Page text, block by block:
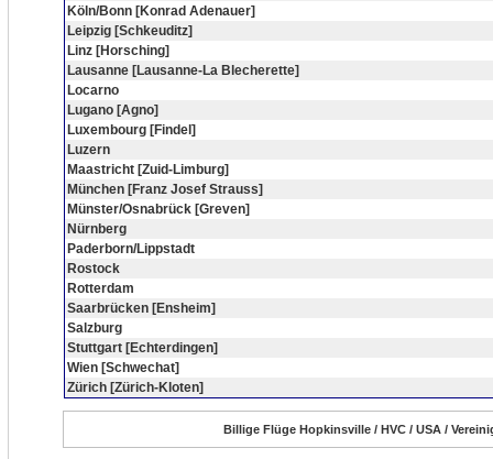
Köln/Bonn [Konrad Adenauer]
Leipzig [Schkeuditz]
Linz [Horsching]
Lausanne [Lausanne-La Blecherette]
Locarno
Lugano [Agno]
Luxembourg [Findel]
Luzern
Maastricht [Zuid-Limburg]
München [Franz Josef Strauss]
Münster/Osnabrück [Greven]
Nürnberg
Paderborn/Lippstadt
Rostock
Rotterdam
Saarbrücken [Ensheim]
Salzburg
Stuttgart [Echterdingen]
Wien [Schwechat]
Zürich [Zürich-Kloten]
Billige Flüge Hopkinsville / HVC / USA /